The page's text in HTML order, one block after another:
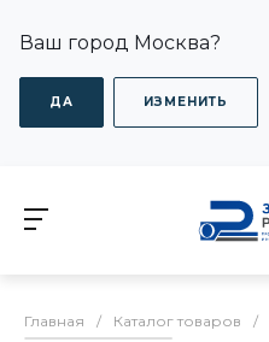
Ваш город Москва?
ДА ИЗМЕНИТЬ
Главная / Каталог товаров /